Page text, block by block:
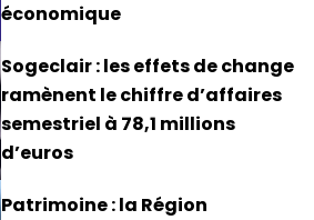
économique
Sogeclair : les effets de change
ramènent le chiffre d’affaires
semestriel à 78,1 millions
d’euros
Patrimoine : la Région